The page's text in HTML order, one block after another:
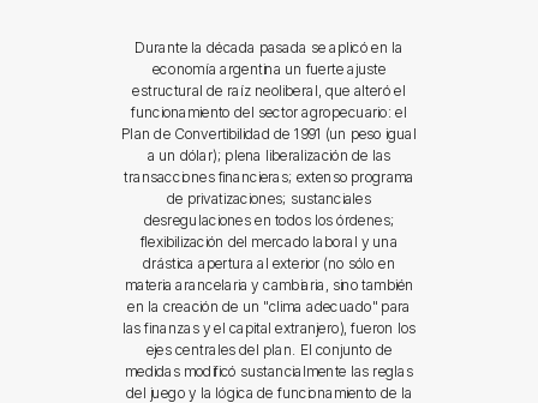
Durante la década pasada se aplicó en la
economía argentina un fuerte ajuste
estructural de raíz neoliberal, que alteró el
funcionamiento del sector agropecuario: el
Plan de Convertibilidad de 1991 (un peso igual
a un dólar); plena liberalización de las
transacciones financieras; extenso programa
de privatizaciones; sustanciales
desregulaciones en todos los órdenes;
flexibilización del mercado laboral y una
drástica apertura al exterior (no sólo en
materia arancelaria y cambiaria, sino también
en la creación de un "clima adecuado" para
las finanzas y el capital extranjero), fueron los
ejes centrales del plan. El conjunto de
medidas modificó sustancialmente las reglas
del juego y la lógica de funcionamiento de la